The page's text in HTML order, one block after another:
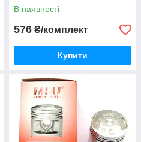
В наявності
576 ₴/комплект
Купити